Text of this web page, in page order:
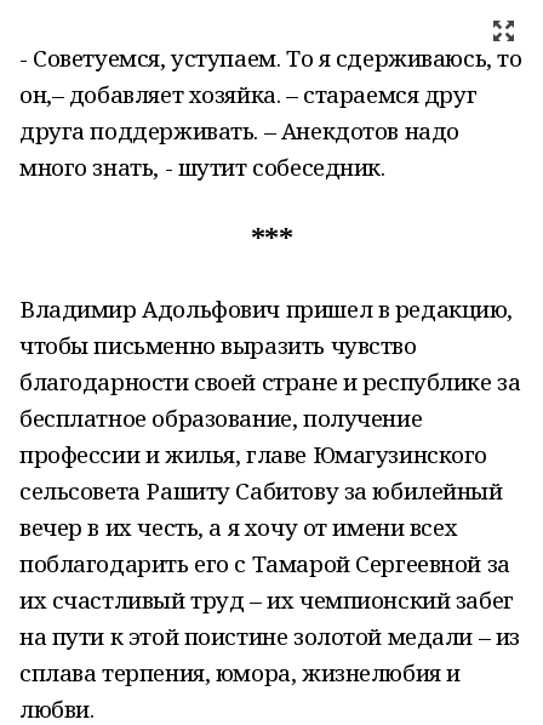
- Советуемся, уступаем. То я сдерживаюсь, то
он,– добавляет хозяйка. – стараемся друг
друга поддерживать. – Анекдотов надо
много знать, - шутит собеседник.
***
Владимир Адольфович пришел в редакцию,
чтобы письменно выразить чувство
благодарности своей стране и республике за
бесплатное образование, получение
профессии и жилья, главе Юмагузинского
сельсовета Рашиту Сабитову за юбилейный
вечер в их честь, а я хочу от имени всех
поблагодарить его с Тамарой Сергеевной за
их счастливый труд – их чемпионский забег
на пути к этой поистине золотой медали – из
сплава терпения, юмора, жизнелюбия и
любви.